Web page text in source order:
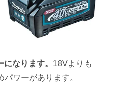
なります。 18Vよりも
ワーがあります。